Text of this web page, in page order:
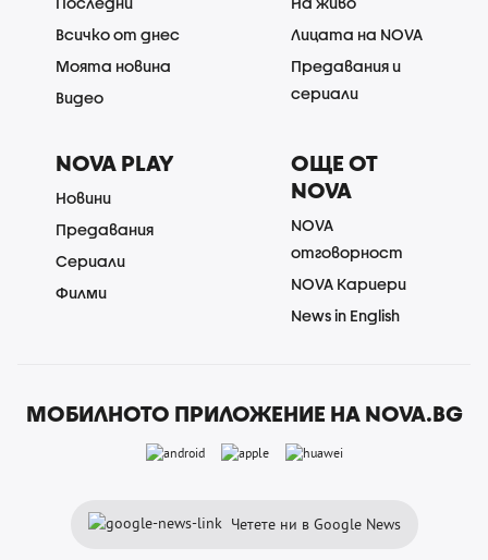
Всичко от днес
Моята новина
Видео
Лицата на NOVA
Предавания и
сериали
NOVA PLAY
Новини
Предавания
Сериали
Филми
ОЩЕ ОТ
NOVA
NOVA
отговорност
NOVA Кариери
News in English
МОБИЛНОТО ПРИЛОЖЕНИЕ НА NOVA.BG
Четете ни в Google News